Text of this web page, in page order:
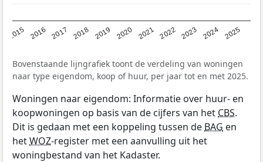
2015 2016 2017 2018 2019 2020 2021 2022 2023 2024 2025
Bovenstaande lijngrafiek toont de verdeling van woningen
naar type eigendom, koop of huur, per jaar tot en met 2025.
Woningen naar eigendom: Informatie over huur- en
koopwoningen op basis van de cijfers van het CBS.
Dit is gedaan met een koppeling tussen de BAG en
hetWOZ-register met een aanvulling uit het
woningbestand van het Kadaster.